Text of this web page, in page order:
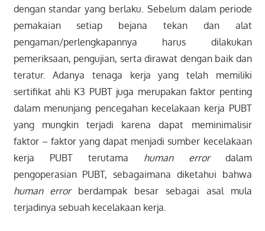
dengan standar yang berlaku. Sebelum dalam periode
pemakaian setiap bejana tekan dan alat
pengaman/perlengkapannya harus dilakukan
pemeriksaan, pengujian, serta dirawat dengan baik dan
teratur. Adanya tenaga kerja yang telah memiliki
sertifikat ahli K3 PUBT juga merupakan faktor penting
dalam menunjang pencegahan kecelakaan kerja PUBT
yang mungkin terjadi karena dapat meminimalisir
faktor – faktor yang dapat menjadi sumber kecelakaan
kerja PUBT terutama human errordalam
pengoperasian PUBT, sebagaimana diketahui bahwa
human errorberdampak besar sebagai asal mula
terjadinya sebuah kecelakaan kerja.